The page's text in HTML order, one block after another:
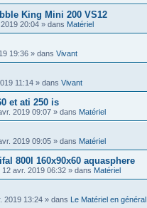
King Mini 200 VS12
20:04 » dans Matériel
19:36 » dans Vivant
11:14 » dans Vivant
et ati 250 is
2019 09:07 » dans Matériel
2019 09:05 » dans Matériel
800l 160x90x60 aquasphere
12 avr. 2019 06:32 » dans Matériel
2019 13:24 » dans Le Matériel en général